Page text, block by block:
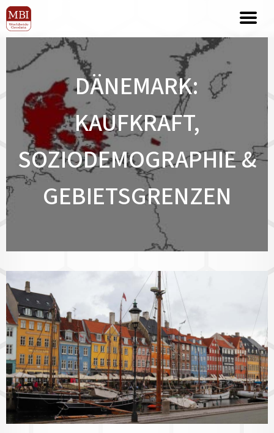
DÄNEMARK:
KAUFKRAFT,
SOZIODEMOGRAPHIE &
GEBIETSGRENZEN